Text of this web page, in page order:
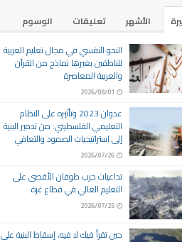
الأشهر تعليقات
الوسوم
النحو النفسي في مجال تعليم العربية
للناطقين بغيرها نماذج من القرآن
والعربية المعاصرة
2026/08/01
عدوان 2023 وتأثيره على النظام
التعليمي الفلسطيني: من تدمير البنية
إلى استراتيجيات الصمود والتعافي
2026/07/26
تداعيات حرب طوفان الأقصى على
التعليم العالي في قطاع غزة
2026/07/25
حين تقرأ فيك لا فيه، إسقاط البنية على